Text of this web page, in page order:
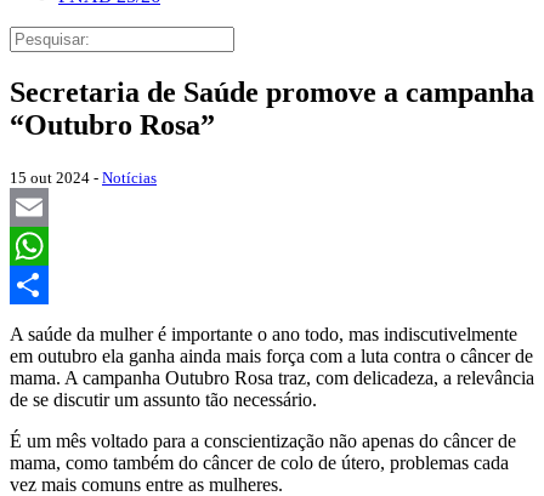
Secretaria de Saúde promove a campanha
“Outubro Rosa”
15 out 2024 - Notícias
Email
WhatsApp
Share
A saúde da mulher é importante o ano todo, mas indiscutivelmente
em outubro ela ganha ainda mais força com a luta contra o câncer de
mama. A campanha Outubro Rosa traz, com delicadeza, a relevância
de se discutir um assunto tão necessário.
É um mês voltado para a conscientização não apenas do câncer de
mama, como também do câncer de colo de útero, problemas cada
vez mais comuns entre as mulheres.